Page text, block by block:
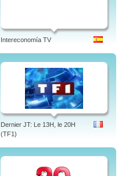
Intereconomía TV
Dernier JT: Le 13H, le 20H
(TF1)